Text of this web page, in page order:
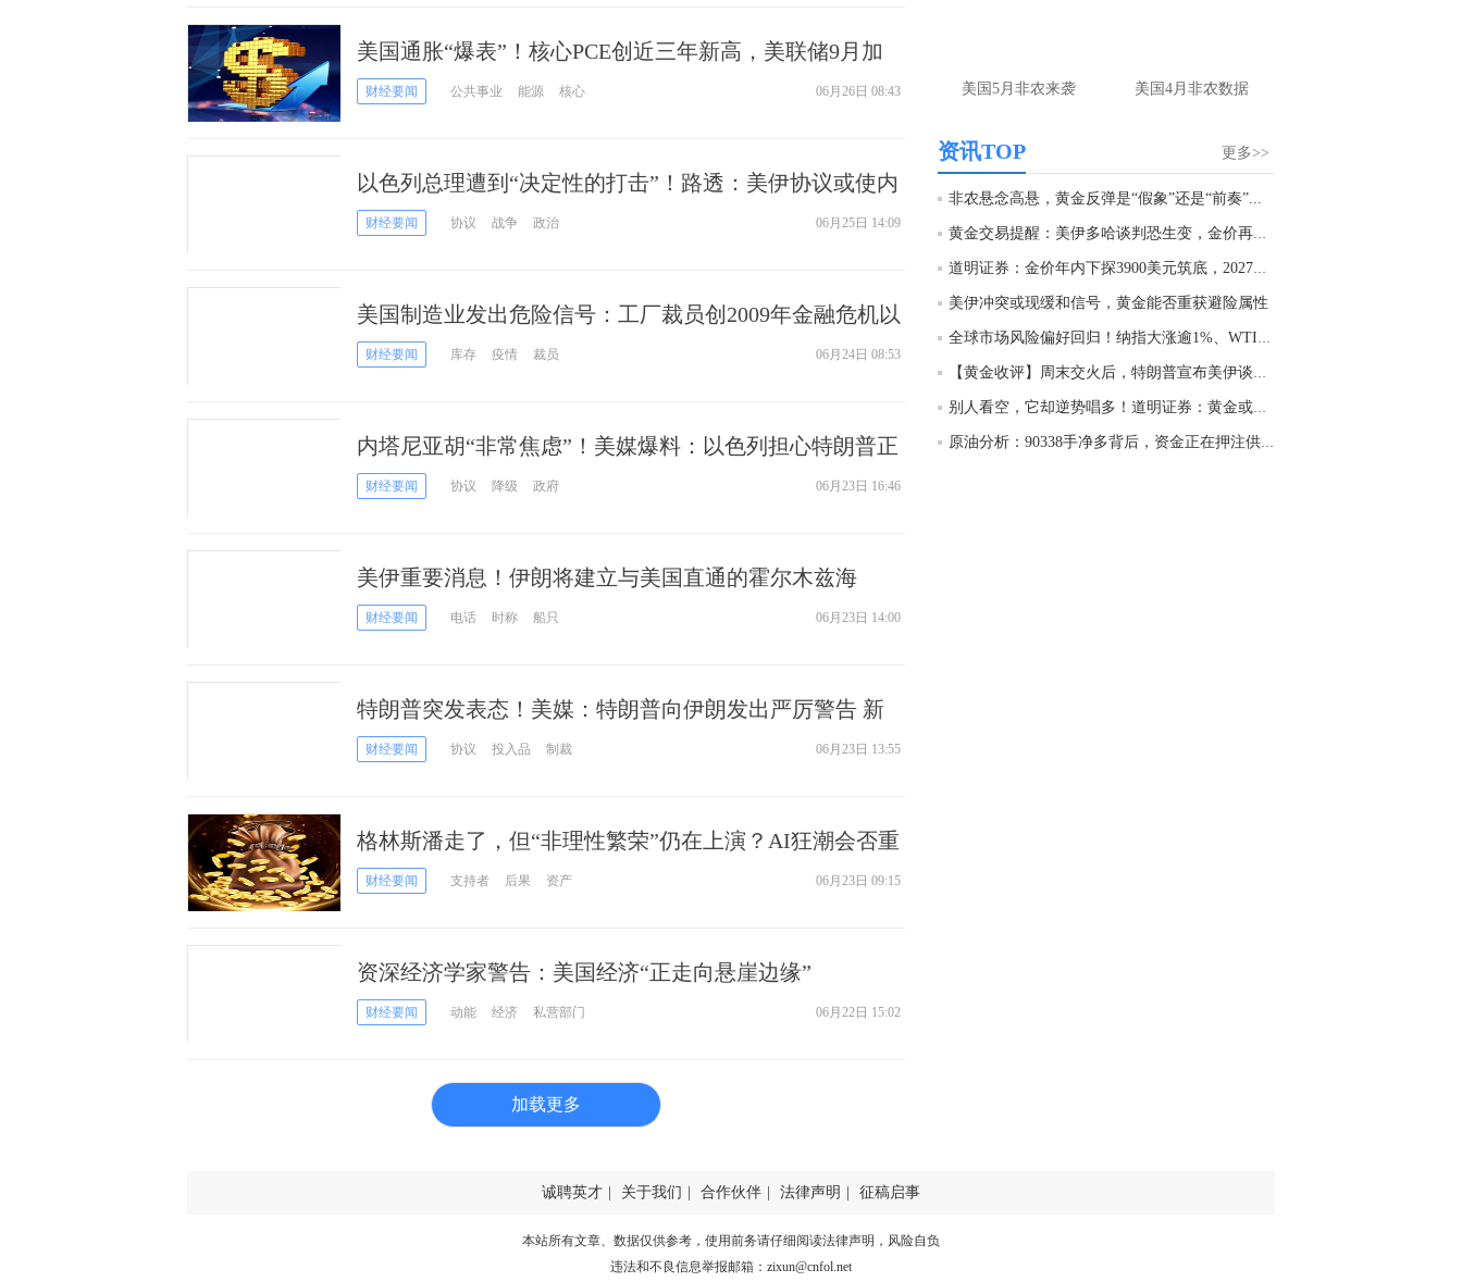
美国通胀“爆表”！核心PCE创近三年新高，美联储9月加
息预期再升温
财经要闻 公共事业 能源 核心 06月26日 08:43
以色列总理遭到“决定性的打击”！路透：美伊协议或使内
塔尼亚胡成为最大“受害者”
财经要闻 协议 战争 政治 06月25日 14:09
美国制造业发出危险信号：工厂裁员创2009年金融危机以
来新高，经济增长或难破1%
财经要闻 库存 疫情 裁员 06月24日 08:53
内塔尼亚胡“非常焦虑”！美媒爆料：以色列担心特朗普正
在增强伊朗在黎巴嫩的影响力
财经要闻 协议 降级 政府 06月23日 16:46
美伊重要消息！伊朗将建立与美国直通的霍尔木兹海
峡“电话热线”
财经要闻 电话 时称 船只 06月23日 14:00
特朗普突发表态！美媒：特朗普向伊朗发出严厉警告 新
协议迎来首次重大考验
财经要闻 协议 投入品 制裁 06月23日 13:55
格林斯潘走了，但“非理性繁荣”仍在上演？AI狂潮会否重
演2000年泡沫？
财经要闻 支持者 后果 资产 06月23日 09:15
资深经济学家警告：美国经济“正走向悬崖边缘”
财经要闻 动能 经济 私营部门 06月22日 15:02
加载更多
美国5月非农来袭 美国4月非农数据
更多>>
资讯TOP
非农悬念高悬，黄金反弹是“假象”还是“前奏”...
黄金交易提醒：美伊多哈谈判恐生变，金价再度退...
道明证券：金价年内下探3900美元筑底，2027年有...
美伊冲突或现缓和信号，黄金能否重获避险属性
全球市场风险偏好回归！纳指大涨逾1%、WTI原油...
【黄金收评】周末交火后，特朗普宣布美伊谈判大...
别人看空，它却逆势唱多！道明证券：黄金或先跌...
原油分析：90338手净多背后，资金正在押注供应...
诚聘英才 关于我们 合作伙伴 法律声明 征稿启事
本站所有文章、数据仅供参考，使用前务请仔细阅读法律声明 ，风险自负
违法和不良信息举报邮箱： zixun@cnfol.net